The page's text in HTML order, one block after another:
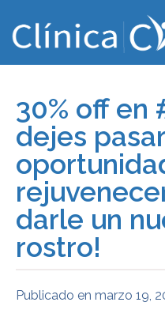
30% off en
dejes
darle un
rostro!
Publicado en marzo 19,